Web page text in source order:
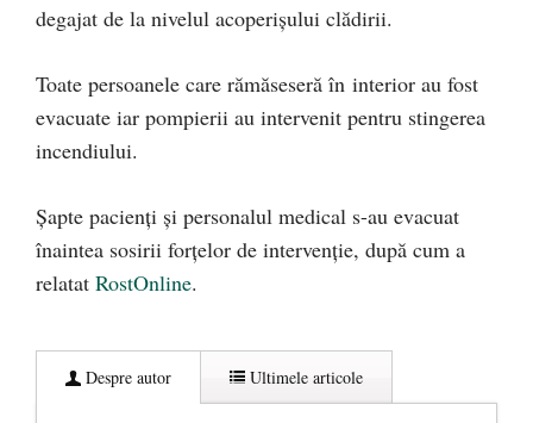
degajat de la nivelul acoperișului clădirii.
Toate persoanele care rămăseseră în interior au fost
evacuate iar pompierii au intervenit pentru stingerea
incendiului.
Șapte pacienți și personalul medical s-au evacuat
înaintea sosirii forțelor de intervenție, după cum a
relatat RostOnline.
Despre autor Ultimele articole